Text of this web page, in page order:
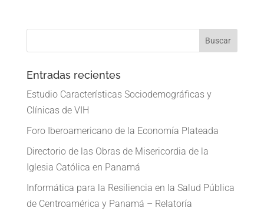
Entradas recientes
Estudio Características Sociodemográficas y
Clínicas de VIH
Foro Iberoamericano de la Economía Plateada
Directorio de las Obras de Misericordia de la
Iglesia Católica en Panamá
Informática para la Resiliencia en la Salud Pública
de Centroamérica y Panamá – Relatoría